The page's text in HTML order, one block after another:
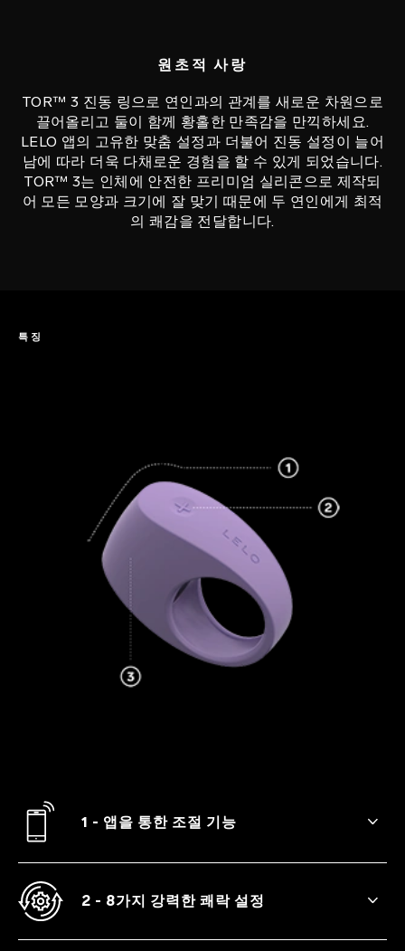
원초적 사랑
TOR™ 3 진동 링으로 연인과의 관계를 새로운 차원으로
끌어올리고 둘이 함께 황홀한 만족감을 만끽하세요.
LELO 앱의 고유한 맞춤 설정과 더불어 진동 설정이 늘어
남에 따라 더욱 다채로운 경험을 할 수 있게 되었습니다.
TOR™ 3는 인체에 안전한 프리미엄 실리콘으로 제작되
어 모든 모양과 크기에 잘 맞기 때문에 두 연인에게 최적
의 쾌감을 전달합니다.
특징
1 - 앱을 통한 조절 기능
기기를 블루투스로 연결하고 제어하며 짜릿
2 - 8가지 강력한 쾌락 설정
TOR™ 3는 안달 나게 하는 살랑거림부터 만